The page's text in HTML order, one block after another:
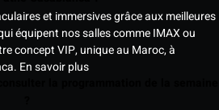
et immersives grâce aux meilleures
équipent nos salles comme IMAX ou
concept VIP, unique au Maroc, à
En savoir plus